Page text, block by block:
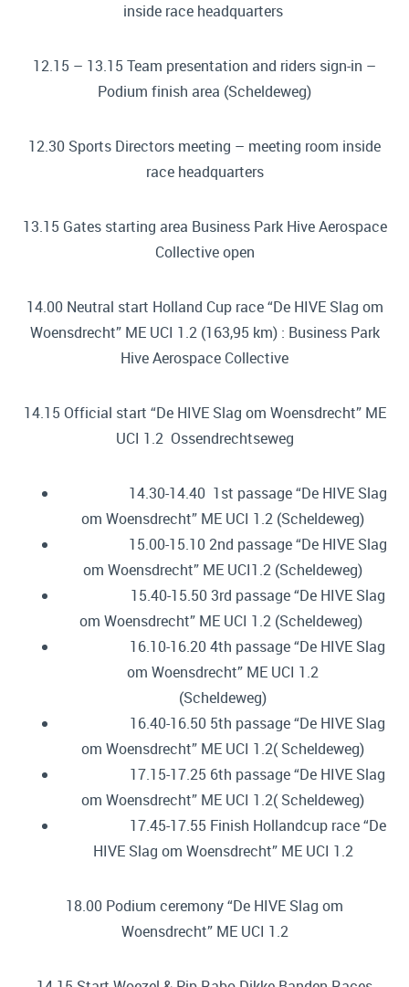
inside race headquarters
12.15 – 13.15 Team presentation and riders sign-in –
Podium finish area (Scheldeweg)
12.30 Sports Directors meeting – meeting room inside
race headquarters
13.15 Gates starting area Business Park Hive Aerospace
Collective open
14.00 Neutral start Holland Cup race “De HIVE Slag om
Woensdrecht” ME UCI 1.2 (163,95 km) : Business Park
Hive Aerospace Collective
14.15 Official start “De HIVE Slag om Woensdrecht” ME
UCI 1.2 Ossendrechtseweg
14.30-14.40 1st passage “De HIVE Slag
om Woensdrecht” ME UCI 1.2 (Scheldeweg)
15.00-15.10 2nd passage “De HIVE Slag
om Woensdrecht” ME UCI1.2 (Scheldeweg)
15.40-15.50 3rd passage “De HIVE Slag
om Woensdrecht” ME UCI 1.2 (Scheldeweg)
16.10-16.20 4th passage “De HIVE Slag
om Woensdrecht” ME UCI 1.2
(Scheldeweg)
16.40-16.50 5th passage “De HIVE Slag
om Woensdrecht” ME UCI 1.2( Scheldeweg)
17.15-17.25 6th passage “De HIVE Slag
om Woensdrecht” ME UCI 1.2( Scheldeweg)
17.45-17.55 Finish Hollandcup race “De
HIVE Slag om Woensdrecht” ME UCI 1.2
18.00 Podium ceremony “De HIVE Slag om
Woensdrecht” ME UCI 1.2